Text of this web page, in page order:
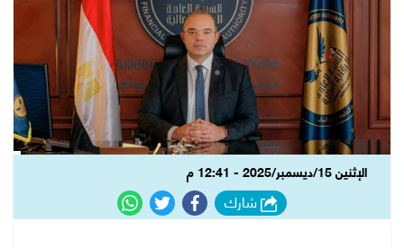
الإثنين 15/ديسمبر/2025 - 12:41 م
شارك